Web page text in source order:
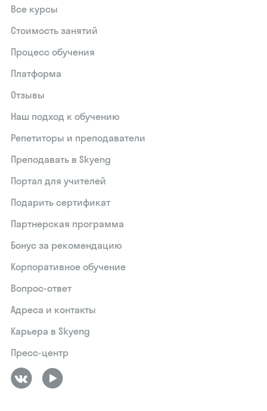
Все курсы
Стоимость занятий
Процесс обучения
Платформа
Отзывы
Наш подход к обучению
Репетиторы и преподаватели
Преподавать в Skyeng
Портал для учителей
Подарить сертификат
Партнерская программа
Бонус за рекомендацию
Корпоративное обучение
Вопрос-ответ
Адреса и контакты
Карьера в Skyeng
Пресс-центр